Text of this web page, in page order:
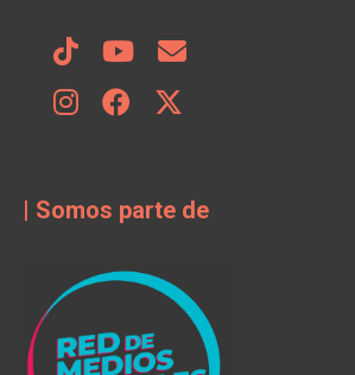
| Somos parte de